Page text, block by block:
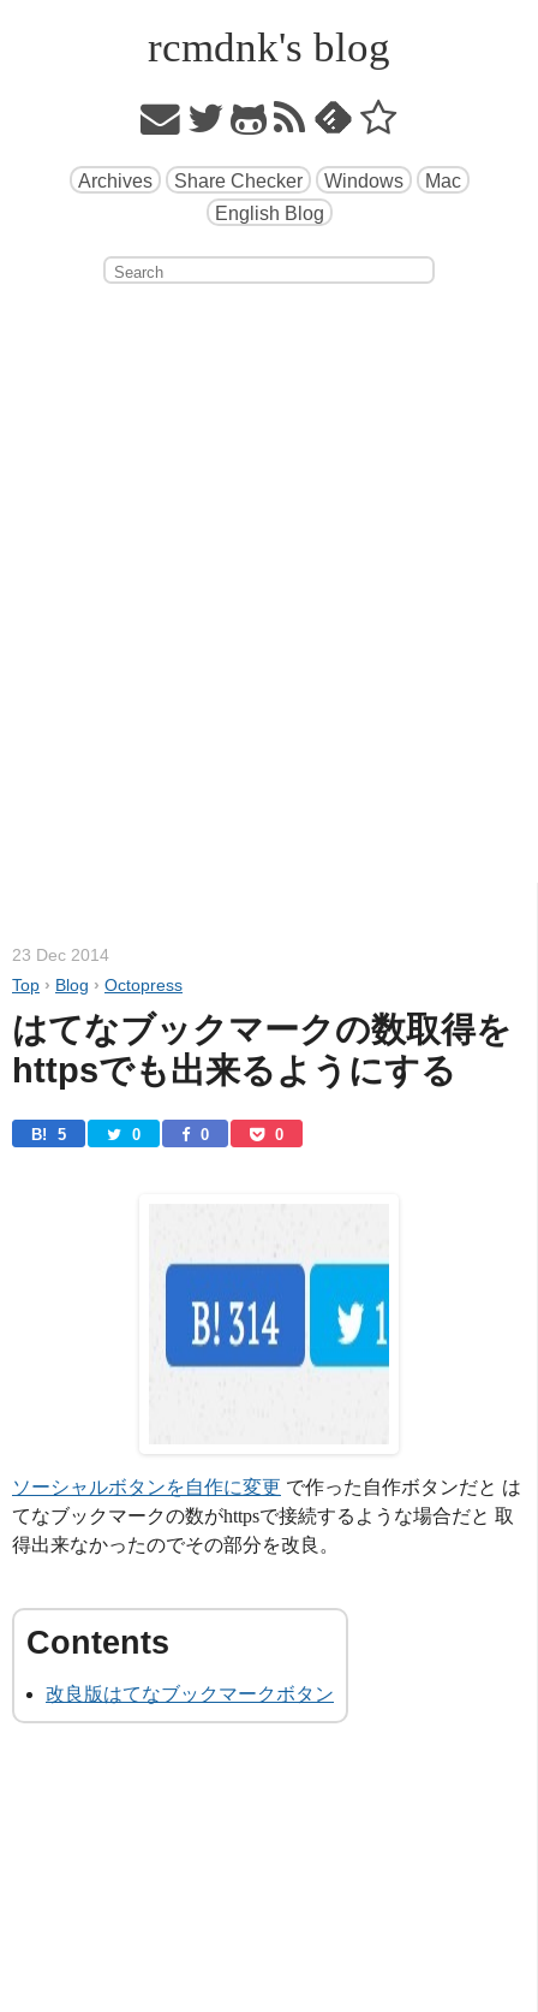
rcmdnk's blog
Archives Share Checker Windows
Mac
English Blog
23 Dec 2014
Top › Blog › Octopress
はてなブックマークの数取得を
httpsでも出来るようにする
B! 5 0 0 0
ソーシャルボタンを自作に変更 で作った自作ボタンだと は
てなブックマークの数がhttpsで接続するような場合だと 取
得出来なかったのでその部分を改良。
改良版はてなブックマークボタン